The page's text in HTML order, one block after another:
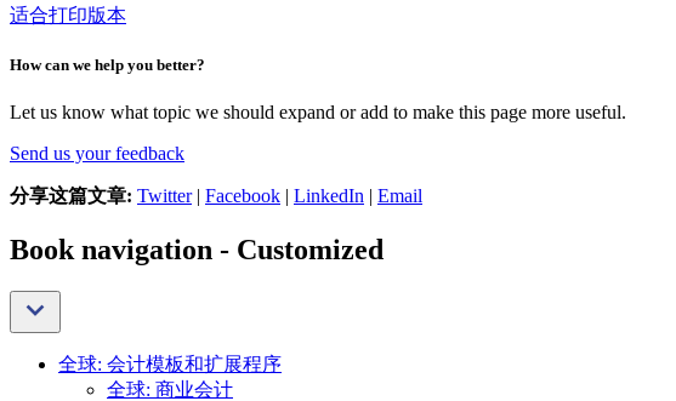
适合打印版本
How can we help you better?
Let us know what topic we should expand or add to make this page more useful.
Send us your feedback
分享这篇文章: Twitter| Facebook | LinkedIn | Email
Book navigation - Customized
全球: 会计模板和扩展程序
全球: 商业会计